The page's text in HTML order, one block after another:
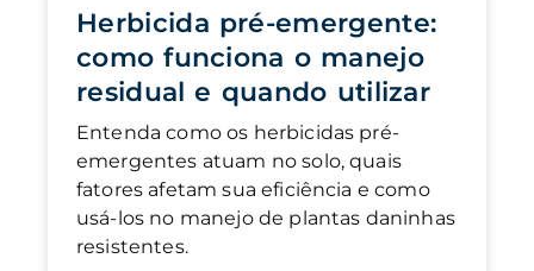
Herbicida pré-emergente:
como funciona o manejo
residual e quando utilizar
Entenda como os herbicidas pré-
emergentes atuam no solo, quais
fatores afetam sua eficiência e como
usá-los no manejo de plantas daninhas
resistentes.